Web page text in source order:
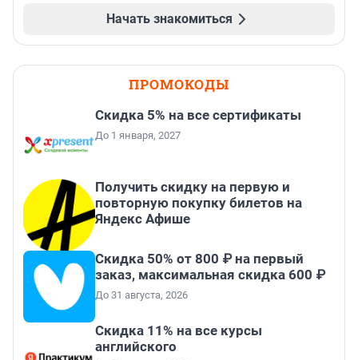
Начать знакомиться
ПРОМОКОДЫ
Скидка 5% на все сертификаты
До 1 января, 2027
Получить скидку на первую и
повторную покупку билетов на
Яндекс Афише
Скидка 50% от 800 ₽ на первый
заказ, максимальная скидка 600 ₽
До 31 августа, 2026
Скидка 11% на все курсы
английского